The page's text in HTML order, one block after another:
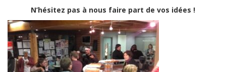
N’hésitez pas à nous faire part de vos idées !